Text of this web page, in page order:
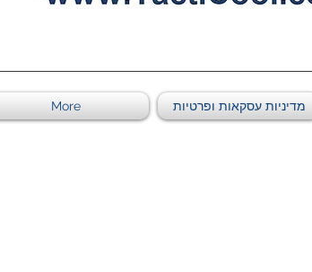
מדיניות עסקאות ופרטיות More